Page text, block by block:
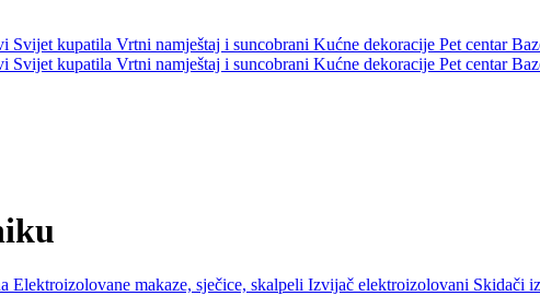
Svijet kupatila Vrtni namještaj i suncobrani Kućne dekoracije Pet centar
Svijet kupatila Vrtni namještaj i suncobrani Kućne dekoracije Pet centar
Elektroizolovane makaze, sječice, skalpeli Izvijač elektroizolovani Skidači